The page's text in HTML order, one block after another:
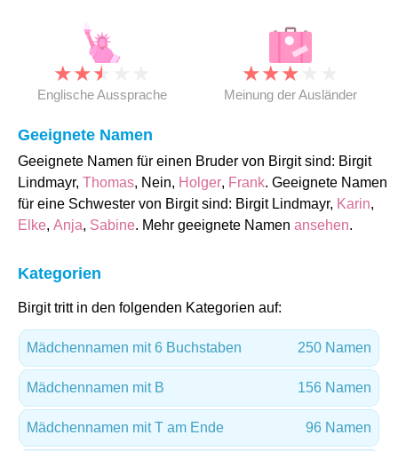
★★★
Englische Aussprache
★★★
Meinung der Ausländer
Geeignete Namen
Geeignete Namen für einen Bruder von Birgit sind: Birgit
Lindmayr, Thomas, Nein, Holger, Frank. Geeignete Namen
für eine Schwester von Birgit sind: Birgit Lindmayr, Karin,
Elke, Anja, Sabine. Mehr geeignete Namen ansehen.
Kategorien
Birgit tritt in den folgenden Kategorien auf:
Mädchennamen mit 6 Buchstaben 250 Namen
Mädchennamen mit B 156 Namen
Mädchennamen mit T am Ende 96 Namen